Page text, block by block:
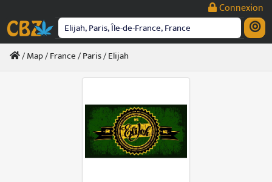
contenu
Connexion
/Map/France/Paris/ Elijah